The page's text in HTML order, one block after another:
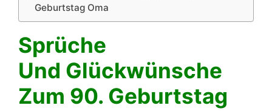
Geburtstag Oma
Sprüche
Und Glückwünsche
Zum 90. Geburtstag